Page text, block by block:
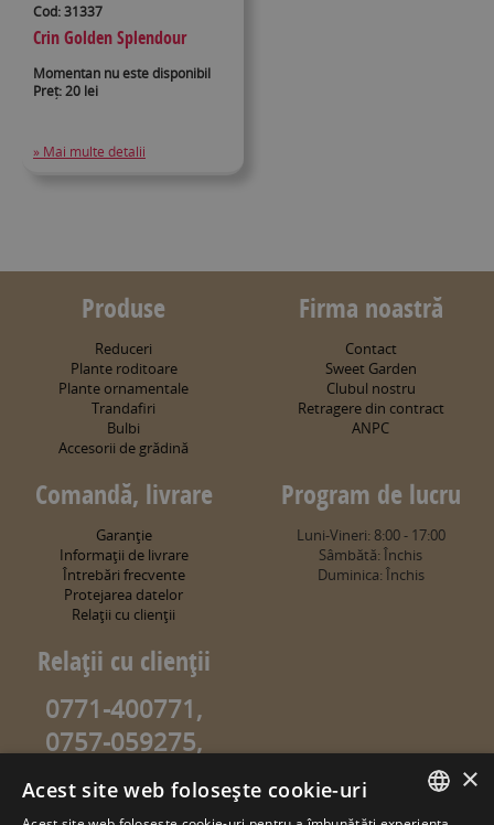
Cod: 31337
Crin Golden Splendour
Momentan nu este disponibil
Preț: 20 lei
» Mai multe detalii
Produse
Reduceri
Plante roditoare
Plante ornamentale
Trandafiri
Bulbi
Accesorii de grădină
Firma noastră
Contact
Sweet Garden
Clubul nostru
Retragere din contract
ANPC
Comandă, livrare
Garanţie
Informaţii de livrare
Întrebări frecvente
Protejarea datelor
Relaţii cu clienţii
Program de lucru
Luni-Vineri: 8:00 - 17:00
Sâmbătă: Închis
Duminica: Închis
Relaţii cu clienţii
0771-400771,
0757-059275,
0757-059274
info@sweetgarden.ro
×
Acest site web folosește cookie-uri